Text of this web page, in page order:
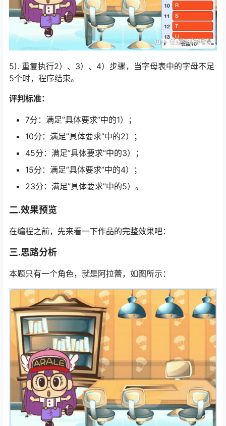
5). 重复执行2）、3）、4）步骤，当字母表中的字母不足
5个时，程序结束。
评判标准：
7分：满足”具体要求”中的1）；
10分：满足”具体要求”中的2）；
45分：满足”具体要求”中的3）；
15分：满足”具体要求”中的4）；
23分：满足”具体要求”中的5）。
二.效果预览
在编程之前，先来看一下作品的完整效果吧：
三.思路分析
本题只有一个角色，就是阿拉蕾，如图所示：